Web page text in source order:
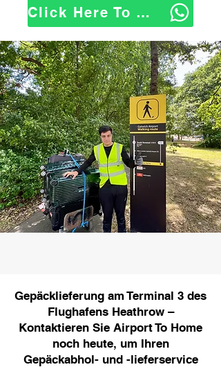
Click Here To WhatsApp Us
Gepäcklieferung am Terminal 3 des
Flughafens Heathrow –
Kontaktieren Sie Airport To Home
noch heute, um Ihren
Gepäckabhol- und -lieferservice